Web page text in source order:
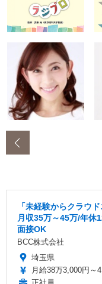
「未経験からクラウ
月収35万～45万/年休
面接OK
BCC株式会社
埼玉県
月給38万3,000円～